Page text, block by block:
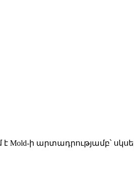
Mold-ի արտադրությամբ՝